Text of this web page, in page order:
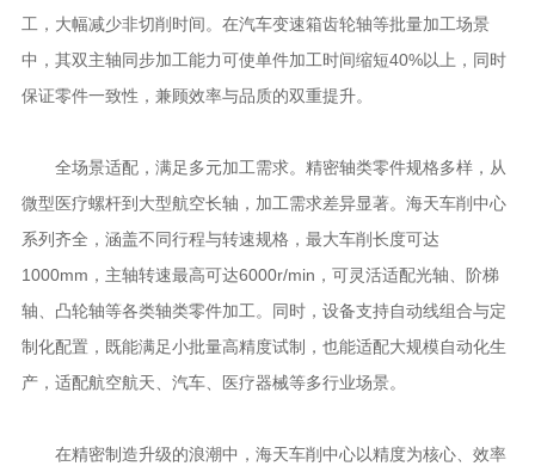
工，大幅减少非切削时间。在汽车变速箱齿轮轴等批量加工场景
中，其双主轴同步加工能力可使单件加工时间缩短40%以上，同时
保证零件一致性，兼顾效率与品质的双重提升。
全场景适配，满足多元加工需求。精密轴类零件规格多样，从
微型医疗螺杆到大型航空长轴，加工需求差异显著。海天车削中心
系列齐全，涵盖不同行程与转速规格，最大车削长度可达
1000mm，主轴转速最高可达6000r/min，可灵活适配光轴、阶梯
轴、凸轮轴等各类轴类零件加工。同时，设备支持自动线组合与定
制化配置，既能满足小批量高精度试制，也能适配大规模自动化生
产，适配航空航天、汽车、医疗器械等多行业场景。
在精密制造升级的浪潮中，海天车削中心以精度为核心、效率